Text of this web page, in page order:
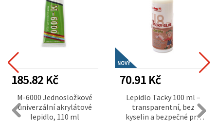
185.82 Kč
M-6000 Jednosložkové
univerzální akrylátové
lepidlo, 110 ml
NOVÝ
70.91 Kč
Lepidlo Tacky 100 ml –
transparentní, bez
kyselin a bezpečné pro